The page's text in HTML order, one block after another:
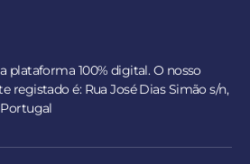
plataforma 100% digital. O nosso
registado é: Rua José Dias Simão s/n,